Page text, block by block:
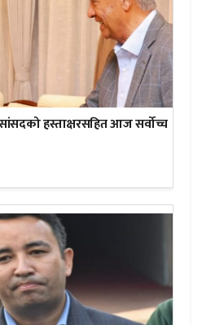
हस्ताक्षरसहित आज सर्वोच्च